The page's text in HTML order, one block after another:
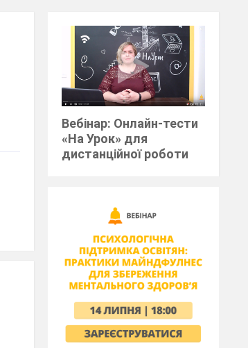
Вебінар: Онлайн-тести
«На Урок» для
дистанційної роботи